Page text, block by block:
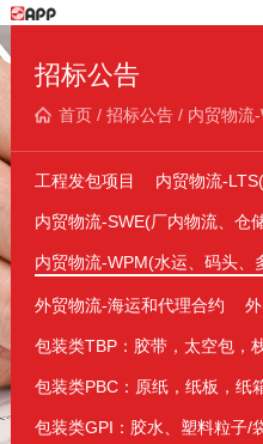
招标公告
首页/ 招标公告/ 内贸物流
工程发包项目 内贸物流-
内贸物流-SWE(厂内物流、仓
内贸物流-WPM(水运、码头、
外贸物流-海运和代理合约
包装类TBP：胶带，太空包，
包装类PBC：原纸，纸板，纸
包装类GPI：胶水、塑料粒子/